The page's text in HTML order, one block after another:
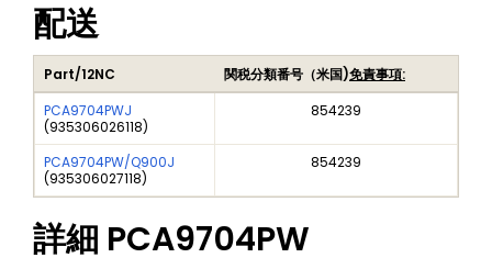
配送
Part/12NC 関税分類番号（米国)免責事項:
PCA9704PWJ
(935306026118)
854239
PCA9704PW/Q900J
(935306027118)
854239
詳細 PCA9704PW